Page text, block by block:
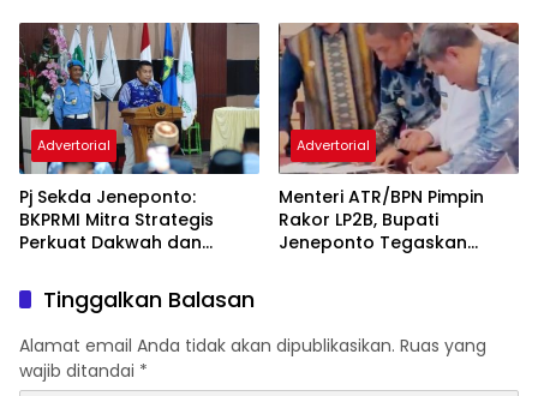
Aman
Layanan Administrasi
Kependudukan
Advertorial
Pj Sekda Jeneponto:
BKPRMI Mitra Strategis
Perkuat Dakwah dan
Advertorial
Menteri ATR/BPN Pimpin
Rakor LP2B, Bupati
Jeneponto Tegaskan
Tinggalkan Balasan
Alamat email Anda tidak akan dipublikasikan. Ruas yang
wajib ditandai *